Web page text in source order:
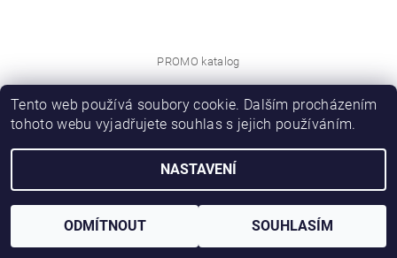
PROMO katalog
2026 © Novotný NOPO CB, všechna práva vyhrazena
Vytvořil Shoptet
Tento web používá soubory cookie. Dalším procházením
tohoto webu vyjadřujete souhlas s jejich používáním.
NASTAVENÍ
ODMÍTNOUT SOUHLASÍM